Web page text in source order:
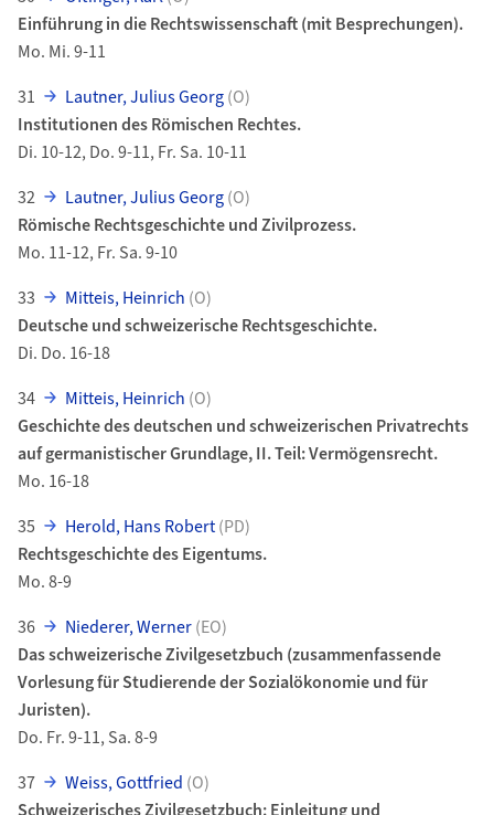
Einführung in die Rechtswissenschaft (mit Besprechungen).
Mo. Mi. 9-11
31
Lautner, Julius Georg(O)
Institutionen des Römischen Rechtes.
Di. 10-12, Do. 9-11, Fr. Sa. 10-11
32
Lautner, Julius Georg(O)
Römische Rechtsgeschichte und Zivilprozess.
Mo. 11-12, Fr. Sa. 9-10
33
Mitteis, Heinrich (O)
Deutsche und schweizerische Rechtsgeschichte.
Di. Do. 16-18
34
Mitteis, Heinrich (O)
Geschichte des deutschen und schweizerischen Privatrechts
auf germanistischer Grundlage, II. Teil: Vermögensrecht.
Mo. 16-18
35
Herold, Hans Robert(PD)
Rechtsgeschichte des Eigentums.
Mo. 8-9
36
Niederer, Werner(EO)
Das schweizerische Zivilgesetzbuch (zusammenfassende
Vorlesung für Studierende der Sozialökonomie und für
Juristen).
Do. Fr. 9-11, Sa. 8-9
37
Weiss, Gottfried (O)